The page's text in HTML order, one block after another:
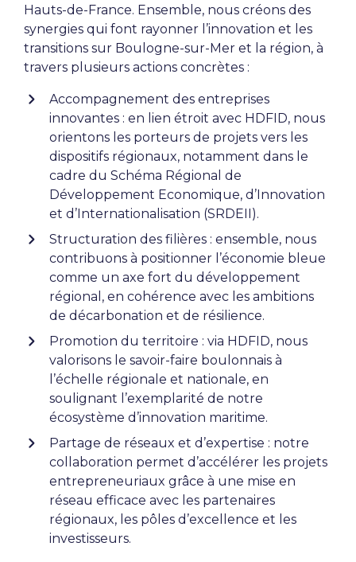
Hauts-de-France. Ensemble, nous créons des
synergies qui font rayonner l’innovation et les
transitions sur Boulogne-sur-Mer et la région, à
travers plusieurs actions concrètes :
Accompagnement des entreprises
innovantes : en lien étroit avec HDFID, nous
orientons les porteurs de projets vers les
dispositifs régionaux, notamment dans le
cadre du Schéma Régional de
Développement Economique, d’Innovation
et d’Internationalisation (SRDEII).
Structuration des filières : ensemble, nous
contribuons à positionner l’économie bleue
comme un axe fort du développement
régional, en cohérence avec les ambitions
de décarbonation et de résilience.
Promotion du territoire : via HDFID, nous
valorisons le savoir-faire boulonnais à
l’échelle régionale et nationale, en
soulignant l’exemplarité de notre
écosystème d’innovation maritime.
Partage de réseaux et d’expertise : notre
collaboration permet d’accélérer les projets
entrepreneuriaux grâce à une mise en
réseau efficace avec les partenaires
régionaux, les pôles d’excellence et les
investisseurs.